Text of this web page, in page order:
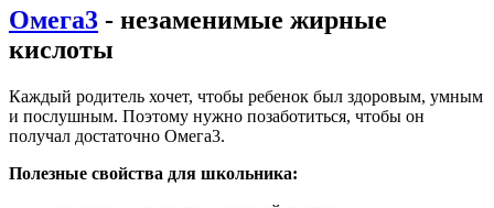
Омега3 - незаменимые жирные
кислоты
Каждый родитель хочет, чтобы ребенок был здоровым, умным
и послушным. Поэтому нужно позаботиться, чтобы он
получал достаточно Омега3.
Полезные свойства для школьника: